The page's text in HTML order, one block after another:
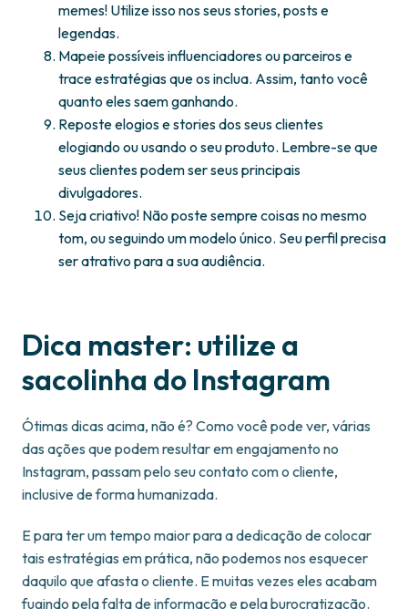
memes! Utilize isso nos seus stories, posts e
legendas.
Mapeie possíveis influenciadores ou parceiros e
trace estratégias que os inclua. Assim, tanto você
quanto eles saem ganhando.
Reposte elogios e stories dos seus clientes
elogiando ou usando o seu produto. Lembre-se que
seus clientes podem ser seus principais
divulgadores.
Seja criativo! Não poste sempre coisas no mesmo
tom, ou seguindo um modelo único. Seu perfil precisa
ser atrativo para a sua audiência.
Dica master: utilize a
sacolinha do Instagram
Ótimas dicas acima, não é? Como você pode ver, várias
das ações que podem resultar em engajamento no
Instagram, passam pelo seu contato com o cliente,
inclusive de forma humanizada.
E para ter um tempo maior para a dedicação de colocar
tais estratégias em prática, não podemos nos esquecer
daquilo que afasta o cliente. E muitas vezes eles acabam
fugindo pela falta de informação e pela burocratização.